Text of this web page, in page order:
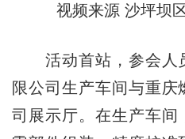
视频来源 沙坪坝
活动首站，参会人
限公司生产车间与重
司展示厅。在生产车间